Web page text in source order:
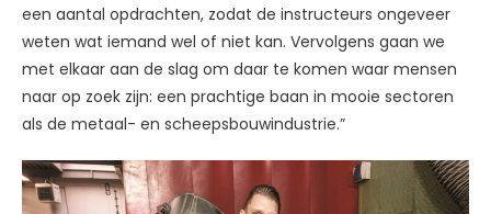
een aantal opdrachten, zodat de instructeurs ongeveer
weten wat iemand wel of niet kan. Vervolgens gaan we
met elkaar aan de slag om daar te komen waar mensen
naar op zoek zijn: een prachtige baan in mooie sectoren
als de metaal- en scheepsbouwindustrie.”